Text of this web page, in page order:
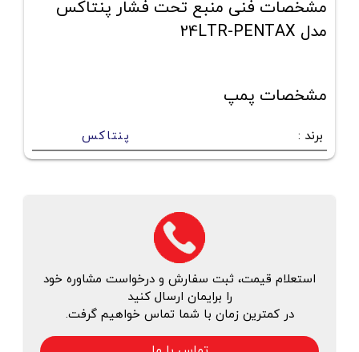
مشخصات فنی منبع تحت فشار پنتاکس
مدل 24LTR-PENTAX
مشخصات پمپ
برند : پنتاکس
استعلام قیمت، ثبت سفارش و درخواست مشاوره خود
را برایمان ارسال کنید
در کمترین زمان با شما تماس خواهیم گرفت.